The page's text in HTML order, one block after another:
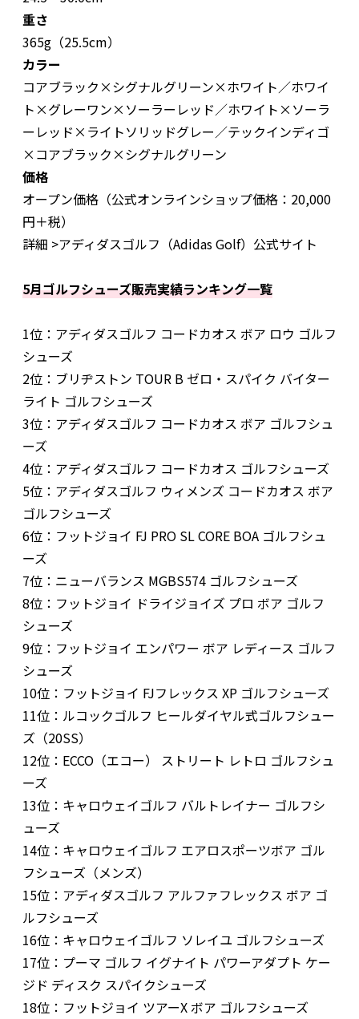
重さ
365g（25.5cm）
カラー
コアブラック×シグナルグリーン×ホワイト／ホワイ
ト×グレーワン×ソーラーレッド／ホワイト×ソーラ
ーレッド×ライトソリッドグレー／テックインディゴ
×コアブラック×シグナルグリーン
価格
オープン価格（公式オンラインショップ価格：20,000
円＋税）
詳細 >アディダスゴルフ（Adidas Golf）公式サイト
5月ゴルフシューズ販売実績ランキング一覧
1位：アディダスゴルフ コードカオス ボア ロウ ゴルフ
シューズ
2位：ブリヂストン TOUR B ゼロ・スパイク バイター
ライト ゴルフシューズ
3位：アディダスゴルフ コードカオス ボア ゴルフシュ
ーズ
4位：アディダスゴルフ コードカオス ゴルフシューズ
5位：アディダスゴルフ ウィメンズ コードカオス ボア
ゴルフシューズ
6位：フットジョイ FJ PRO SL CORE BOA ゴルフシュ
ーズ
7位：ニューバランス MGBS574 ゴルフシューズ
8位：フットジョイ ドライジョイズ プロ ボア ゴルフ
シューズ
9位：フットジョイ エンパワー ボア レディース ゴルフ
シューズ
10位：フットジョイ FJフレックス XP ゴルフシューズ
11位：ルコックゴルフ ヒールダイヤル式ゴルフシュー
ズ（20SS）
12位：ECCO（エコー） ストリート レトロ ゴルフシュ
ーズ
13位：キャロウェイゴルフ バルトレイナー ゴルフシ
ューズ
14位：キャロウェイゴルフ エアロスポーツボア ゴル
フシューズ（メンズ）
15位：アディダスゴルフ アルファフレックス ボア ゴ
ルフシューズ
16位：キャロウェイゴルフ ソレイユ ゴルフシューズ
17位：プーマ ゴルフ イグナイト パワーアダプト ケー
ジド ディスク スパイクシューズ
18位：フットジョイ ツアーX ボア ゴルフシューズ